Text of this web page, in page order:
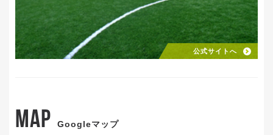
公式サイトへ
MAP Googleマップ